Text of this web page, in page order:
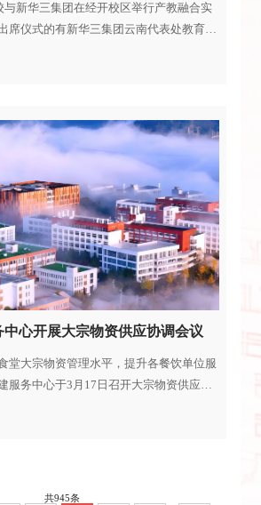
与新华三集团在经开校区举行产教融合实
席仪式的有新华三集团云南代表处教育事
作之旅。学校可借助新华三集团在行业内
势，进一步提升专业教学的实践性与前沿
合实际专业需求的学习环境，培养...
中心开展大宗物资供应协调会议
堂大宗物资管理水平，提升各餐饮单位服
服务中心于3月17日召开大宗物资供应协
结合近期省教育厅、省市场监督管理局下
共945条